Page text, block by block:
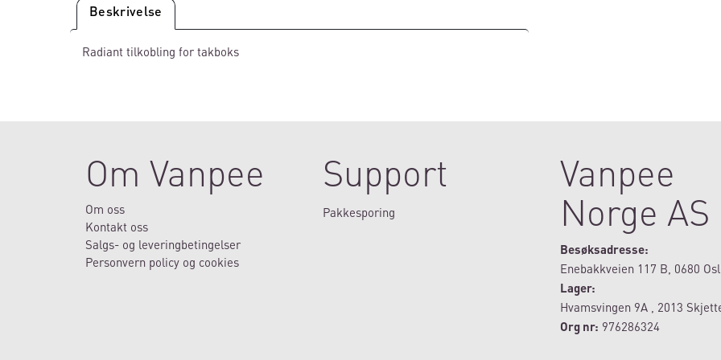
Beskrivelse
Radiant tilkobling for takboks
Om Vanpee
Om oss
Kontakt oss
Salgs- og leveringbetingelser
Personvern policy og cookies
Support
Pakkesporing
Vanpee
Norge AS
Besøksadresse:
Enebakkveien 117 B, 0680
Lager:
Hvamsvingen 9A , 2013
Org nr: 976286324